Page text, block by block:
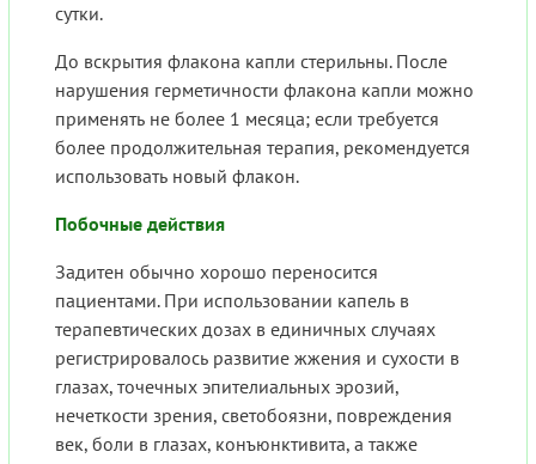
сутки.
До вскрытия флакона капли стерильны. После
нарушения герметичности флакона капли можно
применять не более 1 месяца; если требуется
более продолжительная терапия, рекомендуется
использовать новый флакон.
Побочные действия
Задитен обычно хорошо переносится
пациентами. При использовании капель в
терапевтических дозах в единичных случаях
регистрировалось развитие жжения и сухости в
глазах, точечных эпителиальных эрозий,
нечеткости зрения, светобоязни, повреждения
век, боли в глазах, конъюнктивита, а также